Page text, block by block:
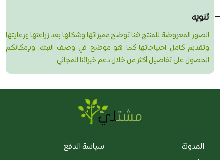
تنويه
الصور المعروضة للمنتج هنا توضح مميزاتها وشكلها بعد زراعتها ورعايتها
وتقديم كامل احتياجاتها كما هو موضح في وصف النبتة، وبإمكانكم
الحصول على تفاصيل أكثر من خلال دعم خبرائنا المجاني .
المدونة
سياسة الدفع